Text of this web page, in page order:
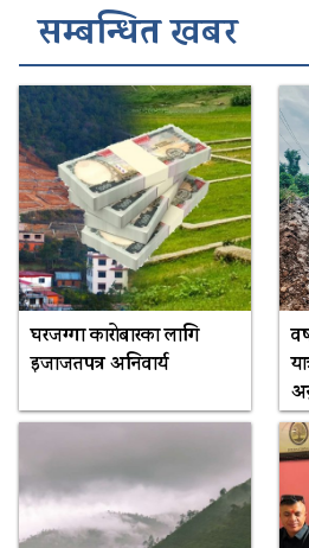
सम्बन्धित खबर
घरजग्गा कारोबारका लागि
इजाजतपत्र अनिवार्य